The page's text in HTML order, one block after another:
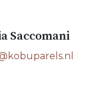
Saccomani